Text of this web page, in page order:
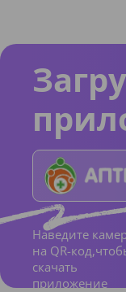
Наведите
на QR-
скачать
приложение